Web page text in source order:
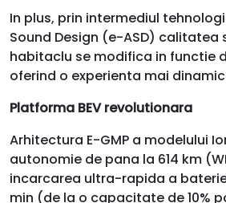
In plus, prin intermediul
Sound Design (e-ASD) calitatea
habitaclu se modifica in functie
oferind o experienta mai
Platforma BEV revolutionara
Arhitectura E-GMP a modelului
autonomie de pana la 614 km
incarcarea ultra-rapida a
min (de la o capacitate de 10%